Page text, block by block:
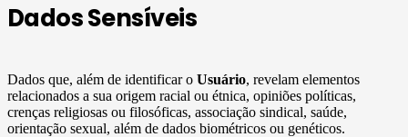
Dados Sensíveis
Dados que, além de identificar o Usuário, revelam elementos
relacionados a sua origem racial ou étnica, opiniões políticas,
crenças religiosas ou filosóficas, associação sindical, saúde,
orientação sexual, além de dados biométricos ou genéticos.